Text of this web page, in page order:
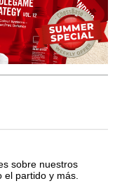
sobre nuestros
partido y más.